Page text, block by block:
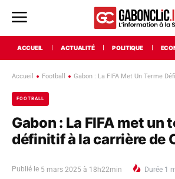
ACCUEIL ACTUALITÉ POLITIQUE
Accueil Football Gabon : La FIFA Met Un Terme
FOOTBALL
Gabon : La FIFA met un
définitif à la carrière de
Publié le 5 mars 2025 à 18h22min Durée 1